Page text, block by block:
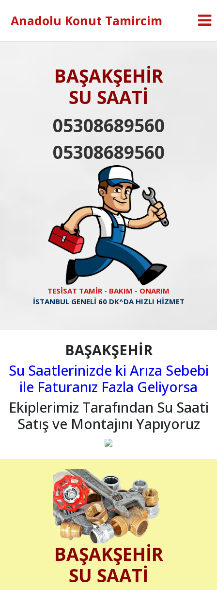
Anadolu Konut Tamircim
BAŞAKŞEHİR
SU SAATİ
05308689560
05308689560
TESİSAT TAMİR - BAKIM - ONARIM
İSTANBUL GENELİ 60 DK^DA HIZLI HİZMET
BAŞAKŞEHİR
Su Saatlerinizde ki Arıza Sebebi
ile Faturanız Fazla Geliyorsa
Ekiplerimiz Tarafından Su Saati
Satış ve Montajını Yapıyoruz
BAŞAKŞEHİR
SU SAATİ